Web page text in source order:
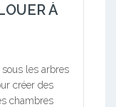
À
les arbres
créer des
chambres